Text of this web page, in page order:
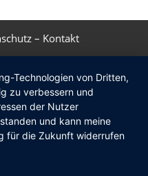
– Kontakt
Technologien von Dritten,
zu verbessern und
der Nutzer
und kann meine
für die Zukunft widerrufen